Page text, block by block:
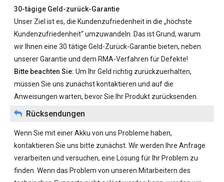
30-tägige Geld-zurück-Garantie
Unser Ziel ist es, die Kundenzufriedenheit in die „höchste
Kundenzufriedenheit“ umzuwandeln. Das ist Grund, warum
wir Ihnen eine 30 tätige Geld-Zurück-Garantie bieten, neben
unserer Garantie und dem RMA-Verfahren für Defekte!
Bitte beachten Sie: Um Ihr Geld richtig zurückzuerhalten,
müssen Sie uns zunächst kontaktieren und auf die
Anweisungen warten, bevor Sie Ihr Produkt zurücksenden.
Rücksendungen
Wenn Sie mit einer Akku von uns Probleme haben,
kontaktieren Sie uns bitte zunächst. Wir werden Ihre Anfrage
verarbeiten und versuchen, eine Lösung für Ihr Problem zu
finden. Wenn das Problem von unseren Mitarbeitern des